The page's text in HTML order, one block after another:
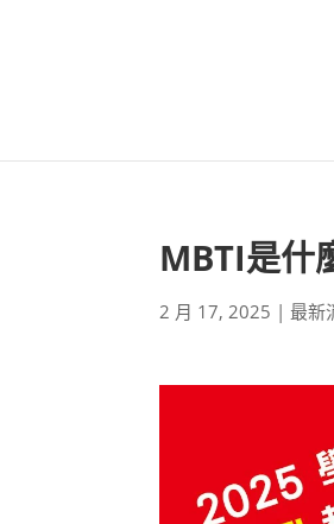
MBTI是什
2 月 17, 2025 | 最新